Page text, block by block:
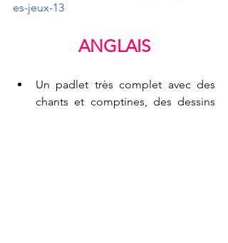
es-jeux-13
ANGLAIS
Un padlet très complet avec des
chants et comptines, des dessins